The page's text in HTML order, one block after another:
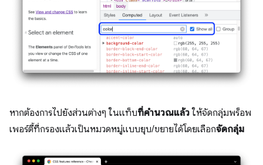
หากต้องการไปยังส่วนต่างๆ ในแท็บที่คำนวณแล้ว ให้จัดกลุ่มพร็อพ
เพอร์ตี้ที่กรองแล้วเป็นหมวดหมู่แบบยุบ/ขยายได้โดยเลือกจัดกลุ่ม